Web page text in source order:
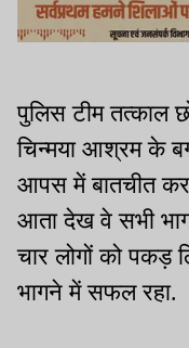
पुलिस टीम तत्काल
चिन्मया आश्रम के
आपस में बातचीत
आता देख वे सभी
चार लोगों को पकड़
भागने में सफल रहा.